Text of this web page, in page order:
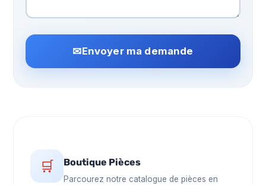
✉Envoyer ma demande
🛒 Boutique Pièces
Parcourez notre catalogue de pièces en